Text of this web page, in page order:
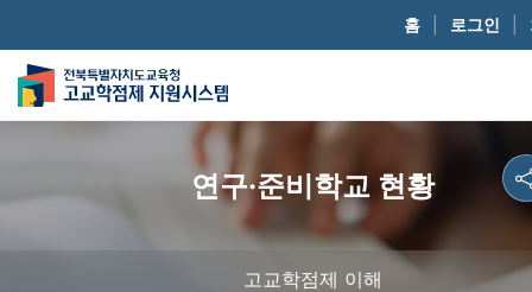
홈 로그인
연구·준비학교 현황
고교학점제 이해